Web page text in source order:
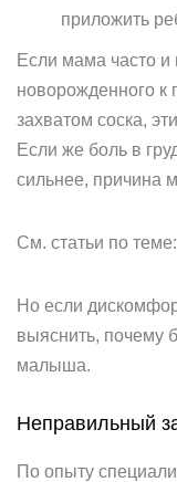
приложить
Если мама часто
новорожденного к
захватом соска,
Если же боль в
сильнее, причина
См. статьи по теме:
Но если
выяснить, почему
малыша.
Неправильный
По опыту